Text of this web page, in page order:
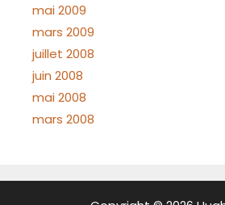
mai 2009
mars 2009
juillet 2008
juin 2008
mai 2008
mars 2008